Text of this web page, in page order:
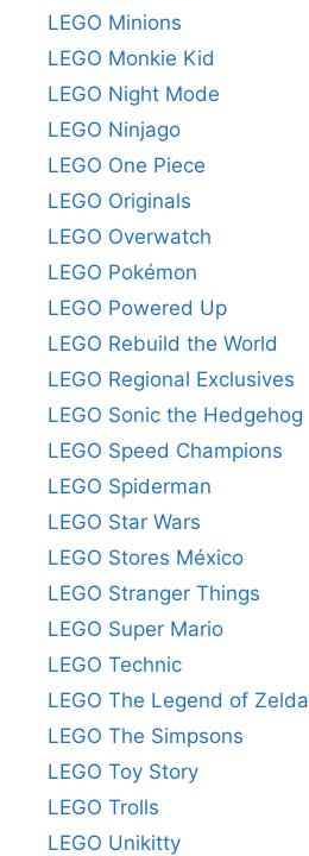
LEGO Minions
LEGO Monkie Kid
LEGO Night Mode
LEGO Ninjago
LEGO One Piece
LEGO Originals
LEGO Overwatch
LEGO Pokémon
LEGO Powered Up
LEGO Rebuild the World
LEGO Regional Exclusives
LEGO Sonic the Hedgehog
LEGO Speed Champions
LEGO Spiderman
LEGO Star Wars
LEGO Stores México
LEGO Stranger Things
LEGO Super Mario
LEGO Technic
LEGO The Legend of Zelda
LEGO The Simpsons
LEGO Toy Story
LEGO Trolls
LEGO Unikitty